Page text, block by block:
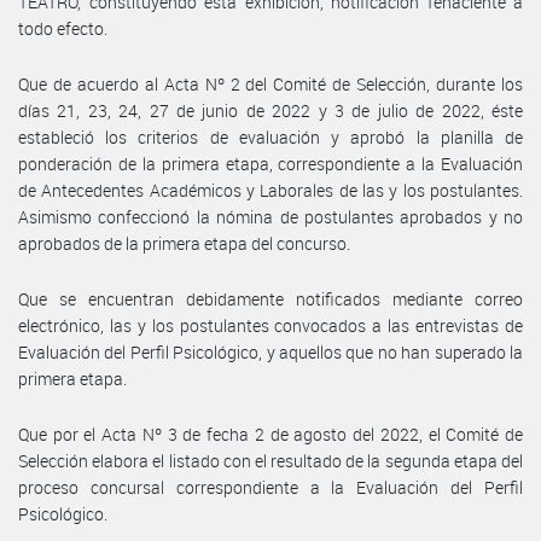
todo efecto.
Que de acuerdo al Acta Nº 2 del Comité de Selección, durante los
días 21, 23, 24, 27 de junio de 2022 y 3 de julio de 2022, éste
estableció los criterios de evaluación y aprobó la planilla de
ponderación de la primera etapa, correspondiente a la Evaluación
de Antecedentes Académicos y Laborales de las y los postulantes.
Asimismo confeccionó la nómina de postulantes aprobados y no
aprobados de la primera etapa del concurso.
Que se encuentran debidamente notificados mediante correo
electrónico, las y los postulantes convocados a las entrevistas de
Evaluación del Perfil Psicológico, y aquellos que no han superado la
primera etapa.
Que por el Acta Nº 3 de fecha 2 de agosto del 2022, el Comité de
Selección elabora el listado con el resultado de la segunda etapa del
proceso concursal correspondiente a la Evaluación del Perfil
Psicológico.